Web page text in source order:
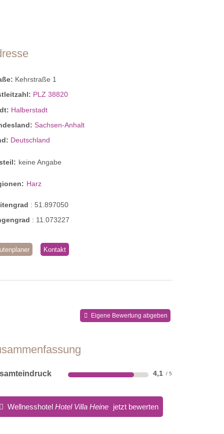
Kehrstraße 1
PLZ 38820
Halberstadt
Sachsen-Anhalt
Deutschland
keine Angabe
Harz
:51.897050
: 11.073227
Kontakt
Eigene Bewertung abgeben
4,1
WellnesshotelHotel Villa Heine jetzt bewerten